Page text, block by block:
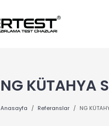
NG KÜTAHYA
Anasayfa Referanslar NG